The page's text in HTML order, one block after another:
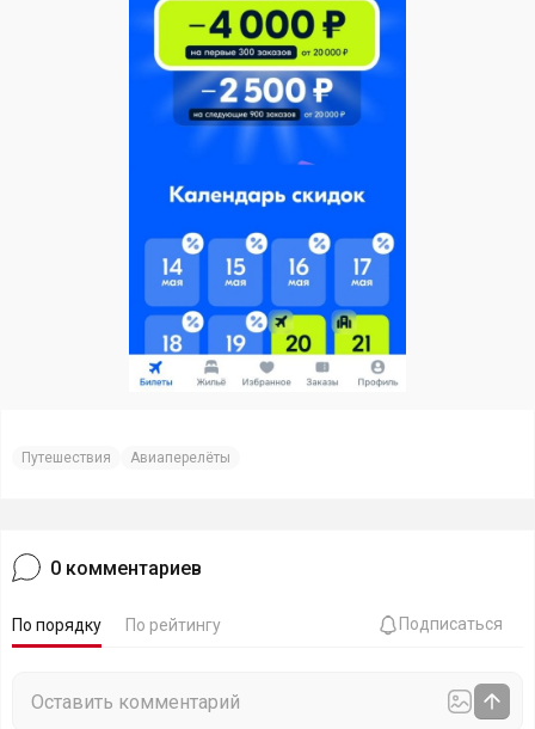
Путешествия Авиаперелёты
0 комментариев
По порядку По рейтингу Подписаться